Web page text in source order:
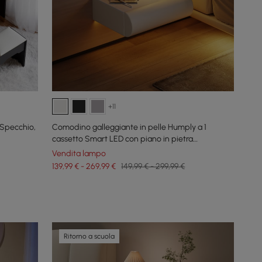
+11
Comodino galleggiante in pelle Humply a 1
cassetto Smart LED con piano in pietra
sinterizzata
Vendita lampo
139,99 € - 269,99 € 149,99 € - 299,99 €
Ritorno a scuola